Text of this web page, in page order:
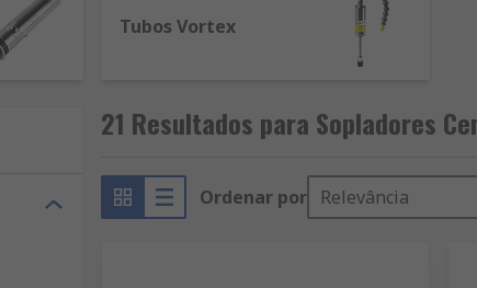
Tubos Vortex
21 Resultados para Sopladores
Ordenar por Relevância